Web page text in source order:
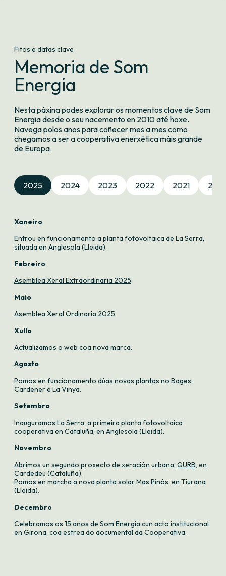
Fitos e datas clave
Memoria de Som
Energia
Nesta páxina podes explorar os momentos clave de Som
Energia desde o seu nacemento en 2010 até hoxe.
Navega polos anos para coñecer mes a mes como
chegamos a ser a cooperativa enerxética máis grande
de Europa.
2025 2024 2023 2022 2021
Xaneiro
Entrou en funcionamento a planta fotovoltaica de La Serra,
situada en Anglesola (Lleida).
Febreiro
Asemblea Xeral Extraordinaria 2025.
Maio
Asemblea Xeral Ordinaria 2025.
Xullo
Actualizamos o web coa nova marca.
Agosto
Pomos en funcionamento dúas novas plantas no Bages:
Cardener e La Vinya.
Setembro
Inauguramos La Serra, a primeira planta fotovoltaica
cooperativa en Cataluña, en Anglesola (Lleida).
Novembro
Abrimos un segundo proxecto de xeración urbana: GURB, en
Cardedeu (Cataluña).
Pomos en marcha a nova planta solar Mas Pinós, en Tiurana
(Lleida).
Decembro
Celebramos os 15 anos de Som Energia cun acto institucional
en Girona, coa estrea do documental da Cooperativa.